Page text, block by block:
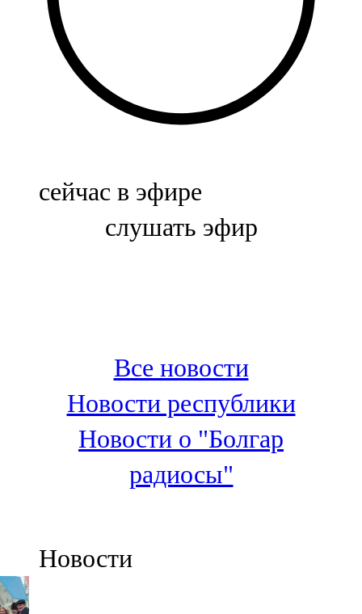
Баулы
107,5 FM
Биләр
Болгар
100,3 FM
Зәй
106,6 FM
Кадыбаш
105,2 FM
91,5 FM
сейчас в эфире
слушать эфир
Все новости
Новости республики
Новости о "Болгар
радиосы"
Новости